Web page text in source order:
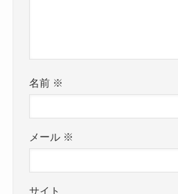
名前 ※
メール ※
サイト